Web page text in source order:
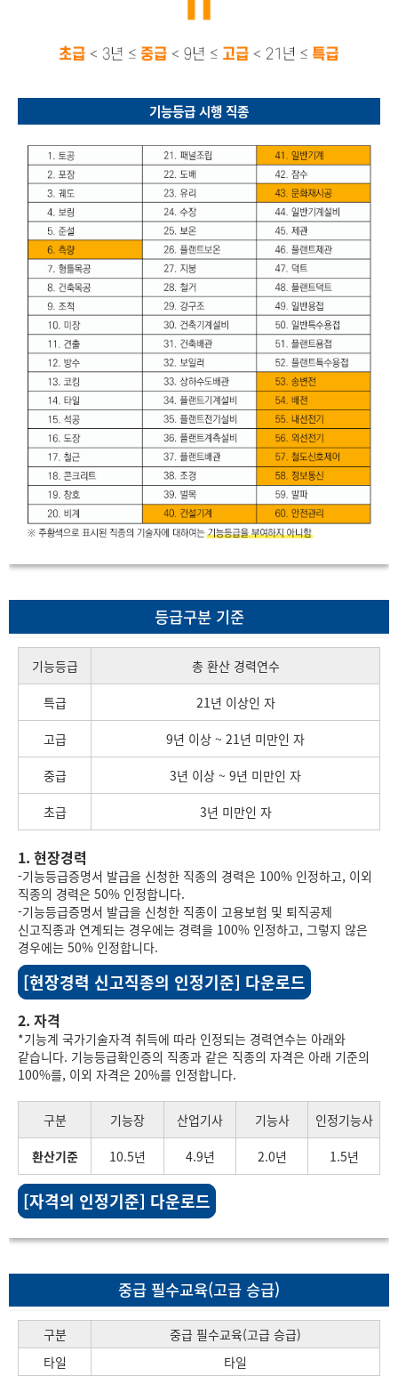
기능등급 시행 직종
등급구분 기준
기능등급 총 환산 경력연수
특급 21년 이상인 자
고급 9년 이상 ~ 21년 미만인 자
중급 3년 이상 ~ 9년 미만인 자
초급 3년 미만인 자
1. 현장경력
-기능등급증명서 발급을 신청한 직종의 경력은 100% 인정하고, 이외
직종의 경력은 50% 인정합니다.
-기능등급증명서 발급을 신청한 직종이 고용보험 및 퇴직공제
신고직종과 연계되는 경우에는 경력을 100% 인정하고, 그렇지 않은
경우에는 50% 인정합니다.
[현장경력 신고직종의 인정기준] 다운로드
2. 자격
*기능계 국가기술자격 취득에 따라 인정되는 경력연수는 아래와
같습니다. 기능등급확인증의 직종과 같은 직종의 자격은 아래 기준의
100%를, 이외 자격은 20%를 인정합니다.
구분 기능장 산업기사 기능사 인정기능사
환산기준 10.5년 4.9년 2.0년 1.5년
[자격의 인정기준] 다운로드
중급 필수교육(고급 승급)
구분
중급 필수교육(고급 승급)
타일
타일